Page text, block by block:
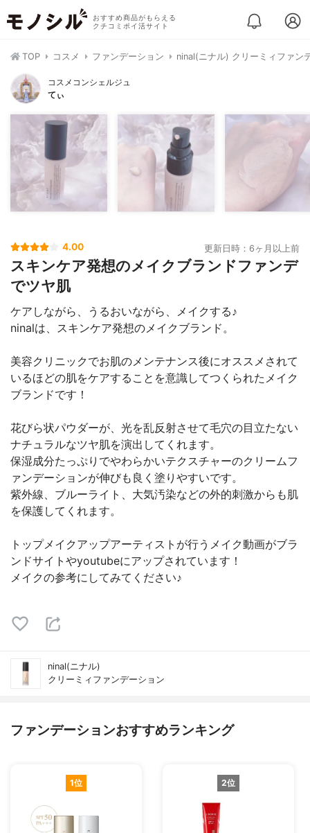
おすすめ商品がもらえる
クチコミポイ活サイト
TOP コスメ ファンデーション ninal(ニナル) クリーミィファン
コスメコンシェルジュ
てぃ
4.00 更新日時：6ヶ月以上前
スキンケア発想のメイクブランドファンデ
でツヤ肌
ケアしながら、うるおいながら、メイクする♪
ninalは、スキンケア発想のメイクブランド。
美容クリニックでお肌のメンテナンス後にオススメされて
いるほどの肌をケアすることを意識してつくられたメイク
ブランドです！
花びら状パウダーが、光を乱反射させて毛穴の目立たない
ナチュラルなツヤ肌を演出してくれます。
保湿成分たっぷりでやわらかいテクスチャーのクリームフ
ァンデーションが伸びも良く塗りやすいです。
紫外線、ブルーライト、大気汚染などの外的刺激からも肌
を保護してくれます。
トップメイクアップアーティストが行うメイク動画がブラ
ンドサイトやyoutubeにアップされています！
メイクの参考にしてみてください♪
ninal(ニナル)
クリーミィファンデーション
ファンデーションおすすめランキング
1位 2位